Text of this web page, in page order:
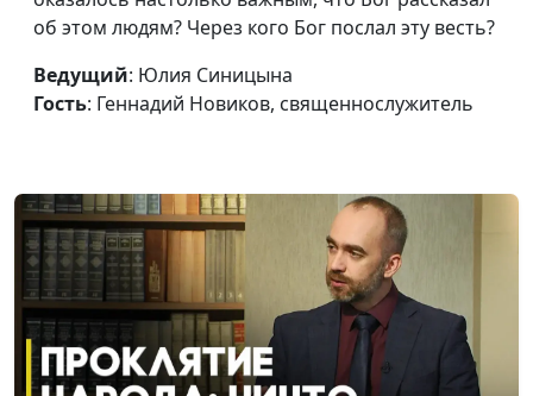
Пророчество о будущем
Юлия Синицына,
Геннадий Новиков,
Кому я поклоняюсь?
Юлия Синицына,
Сон о будущем
Юлия Синицына,
Геннадий Новиков,
священнослужитель
Быть верным своим
принципам
Юлия Синицына,
Геннадий Новиков,
священнослужитель
об этом людям? Через кого Бог послал эту весть?
Ведущий: Юлия Синицына
Гость: Геннадий Новиков, священнослужитель